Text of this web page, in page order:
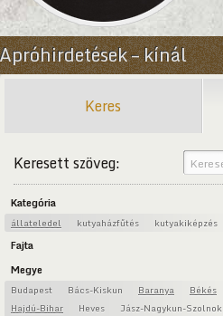
Apróhirdetések – kínál
Keres
Keresett szöveg:
Kategória
állateledel kutyaházfűtés kutyakiképzés
Fajta
Megye
Budapest Bács-Kiskun Baranya Békés
Hajdú-Bihar
Heves Jász-Nagykun-Szolnok